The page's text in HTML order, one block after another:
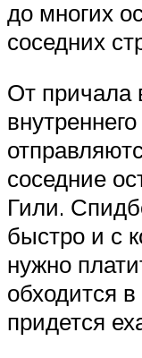
до многих
соседних
От причала
соседние
Гили.
быстро и с
нужно
обходится
придется